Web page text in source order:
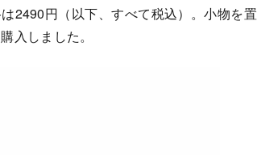
2490円（以下、すべて税込）。小物を置
入しました。